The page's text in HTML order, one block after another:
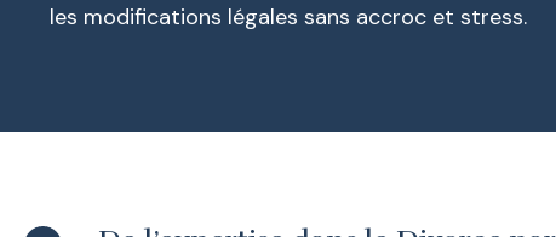
les modifications légales sans accroc et stress.